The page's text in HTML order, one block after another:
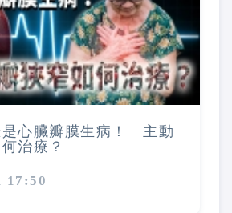
是心臟瓣膜生病！ 主動
治療？
17:50